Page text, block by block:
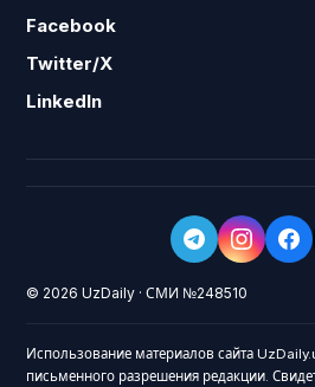
Facebook
Twitter/X
LinkedIn
© 2026 UzDaily · СМИ №248510
Использование материалов сайта
письменного разрешения редакции.